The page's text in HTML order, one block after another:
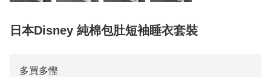
日本Disney 純棉包肚短袖睡衣套裝
多買多慳